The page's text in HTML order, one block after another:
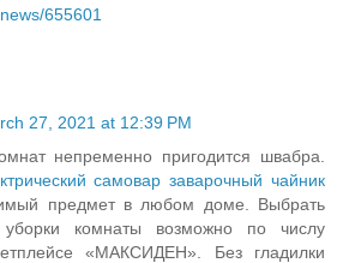
655601
27, 2021 at 12:39 PM
непременно пригодится швабра.
самовар заварочный чайник
предмет в любом доме. Выбрать
комнаты возможно по числу
«МАКСИДЕН». Без гладилки